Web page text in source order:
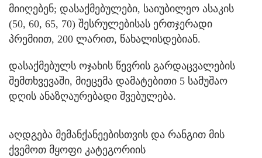
მიიღებენ; დასაქმებულები, საიუბილეო ასაკის
(50, 60, 65, 70) შესრულებისას ერთჯერადი
პრემიით, 200 ლარით, წახალისდებიან.
დასაქმებულს ოჯახის წევრის გარდაცვალების
შემთხვევაში, მიეცემა დამატებითი 5 სამუშაო
დღის ანაზღაურებადი შვებულება.
აღდგება მემანქანეებისთვის და რანგით მის
ქვემოთ მყოფი კატეგორიის